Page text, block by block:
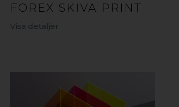
FOREX SKIVA PRINT
Visa detaljer